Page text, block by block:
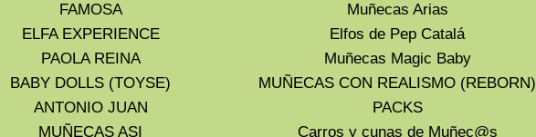
FAMOSA
ELFA EXPERIENCE
PAOLA REINA
BABY DOLLS (TOYSE)
ANTONIO JUAN
MUÑECAS ASI
Muñecas Arias
Elfos de Pep Catalá
Muñecas Magic Baby
MUÑECAS CON REALISMO (REBORN)
PACKS
Carros y cunas de Muñec@s